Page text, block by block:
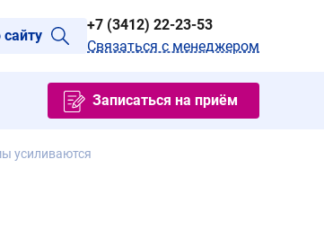
+7 (3412) 22-23-53
Связаться с менеджером
Записаться на приём
усиливаются